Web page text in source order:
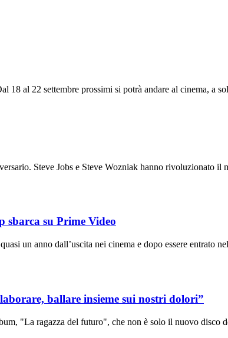
18 al 22 settembre prossimi si potrà andare al cinema, a
Steve Jobs e Steve Wozniak hanno rivoluzionato il
sbarca su Prime Video
un anno dall’uscita nei cinema e dopo essere entrato
ballare insieme sui nostri dolori”
"La ragazza del futuro", che non è solo il nuovo disco